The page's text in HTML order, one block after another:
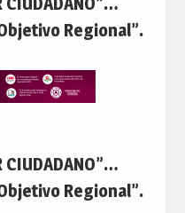
Regional”.
CIUDADANO”…
Regional”.